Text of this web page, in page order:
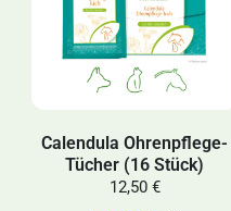
Calendula Ohrenpflege-
Tücher (16 Stück)
12,50 €